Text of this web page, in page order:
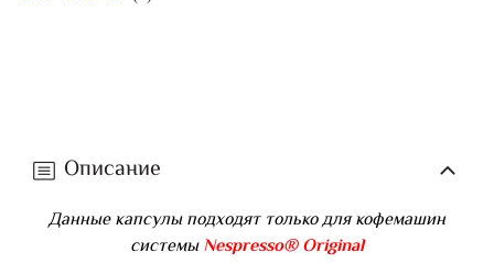
Описание
Данные капсулы подходят только для кофемашин
системыNespresso® Original